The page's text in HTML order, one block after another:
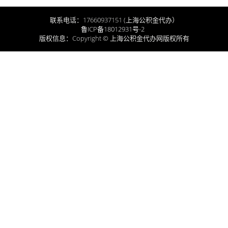
联系电话：17660937151 (上海公积金代办）
鲁ICP备18012931号-2
版权信息：Copyright © 上海公积金代办网版权所有